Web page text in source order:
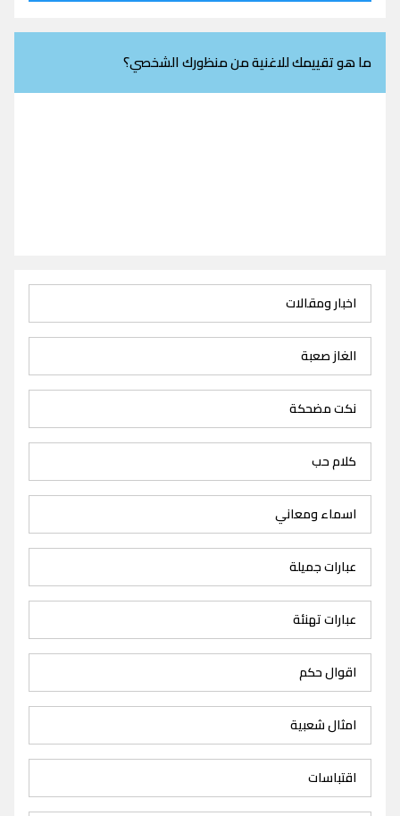
ما هو تقييمك للاغنية من منظورك الشخصي؟
اخبار ومقالات
الغاز صعبة
نكت مضحكة
كلام حب
اسماء ومعاني
عبارات جميلة
عبارات تهنئة
اقوال حكم
امثال شعبية
اقتباسات